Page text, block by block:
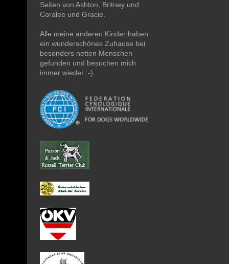
Seiten von Ashton, Britney und
Coralee und Gracie.
Alle meine anderen Kinder haben
ein wunderschönes Zuhause bei
besonders netten Menschen
gefunden und besuchen mich
immer wieder :-)